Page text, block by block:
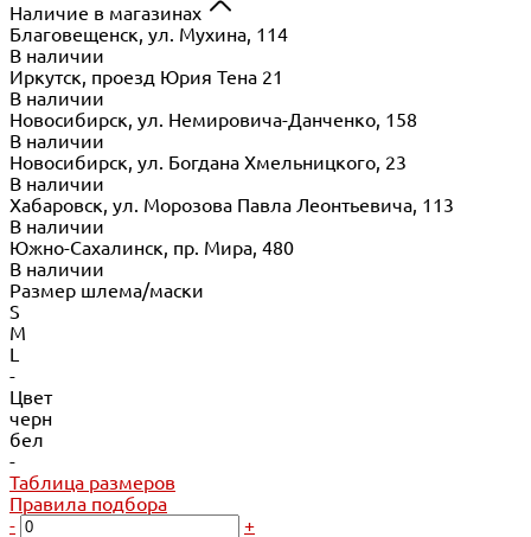
Наличие в магазинах
Благовещенск, ул. Мухина, 114
В наличии
Иркутск, проезд Юрия Тена 21
В наличии
Новосибирск, ул. Немировича-Данченко, 158
В наличии
Новосибирск, ул. Богдана Хмельницкого, 23
В наличии
Хабаровск, ул. Морозова Павла Леонтьевича, 113
В наличии
Южно-Сахалинск, пр. Мира, 480
В наличии
Размер шлема/маски
S
M
L
-
Цвет
черн
бел
-
Таблица размеров
Правила подбора
-
+